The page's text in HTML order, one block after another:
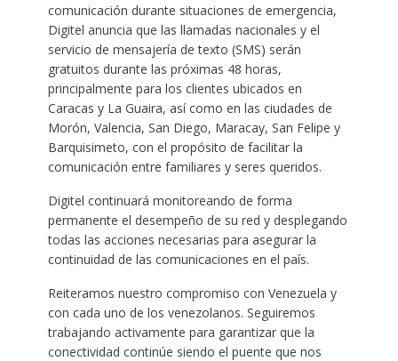
comunicación durante situaciones de emergencia,
Digitel anuncia que las llamadas nacionales y el
servicio de mensajería de texto (SMS) serán
gratuitos durante las próximas 48 horas,
principalmente para los clientes ubicados en
Caracas y La Guaira, así como en las ciudades de
Morón, Valencia, San Diego, Maracay, San Felipe y
Barquisimeto, con el propósito de facilitar la
comunicación entre familiares y seres queridos.
Digitel continuará monitoreando de forma
permanente el desempeño de su red y desplegando
todas las acciones necesarias para asegurar la
continuidad de las comunicaciones en el país.
Reiteramos nuestro compromiso con Venezuela y
con cada uno de los venezolanos. Seguiremos
trabajando activamente para garantizar que la
conectividad continúe siendo el puente que nos